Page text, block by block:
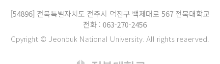
[54896] 전북특별자치도 전주시 덕진구 백제대로 567 전북대학교
전화 : 063-270-2456
Cpyright © Jeonbuk National University. All rights reaerved.